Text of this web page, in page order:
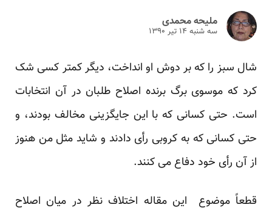
ملیحه محمدی
سه شنبه ۱۴ تير ۱۳۹۰
شال سبز را که بر دوش او انداخت، دیگر کمتر کسی شک
کرد که موسوی برگ برنده اصلاح طلبان در آن انتخابات
است. حتی کسانی که با این جایگزینی مخالف بودند، و
حتی کسانی که به کروبی رأی دادند و شاید مثل من هنوز
از آن رأی خود دفاع می کنند.
قطعاً موضوع این مقاله اختلاف نظر در میان اصلاح